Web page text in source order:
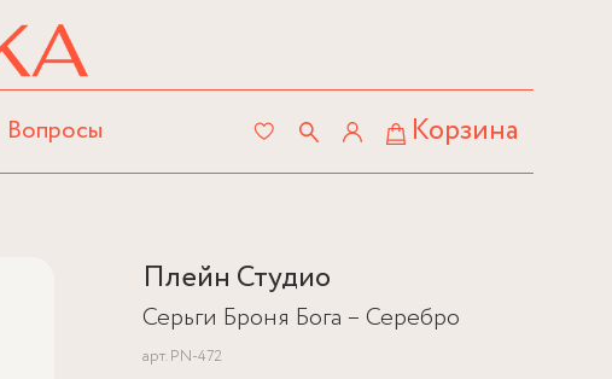
Вопросы Корзина
Плейн Студио
Серьги Броня Бога – Серебро
арт.PN-472